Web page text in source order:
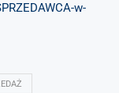
w-